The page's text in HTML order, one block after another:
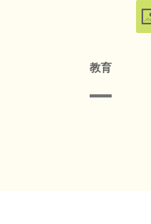
教育